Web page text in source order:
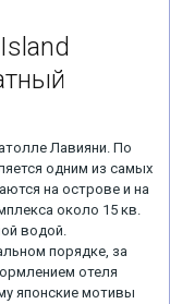
Лавияни. По
одним из самых
на острове и на
около 15 кв.
водой.
порядке, за
отеля
японские мотивы